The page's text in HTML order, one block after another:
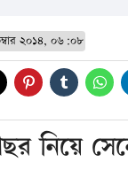
২০১৪, ০৬:০৮
নিয়ে